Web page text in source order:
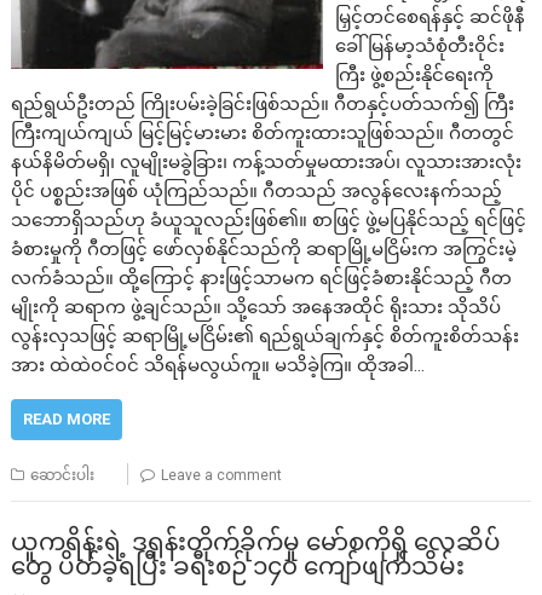
မြှင့်တင်စေရန်နှင့် ဆင်ဖိုနီ
ခေါ် မြန်မာ့သံစုံတီးဝိုင်း
ကြီး ဖွဲ့စည်းနိုင်ရေးကို
ရည်ရွယ်ဦးတည် ကြိုးပမ်းခဲ့ခြင်းဖြစ်သည်။ ဂီတနှင့်ပတ်သက်၍ ကြီး
ကြီးကျယ်ကျယ် မြင့်မြင့်မားမား စိတ်ကူးထားသူဖြစ်သည်။ ဂီတတွင်
နယ်နိမိတ်မရှိ၊ လူမျိုးမခွဲခြား၊ ကန့်သတ်မှုမထားအပ်၊ လူသားအားလုံး
ပိုင် ပစ္စည်းအဖြစ် ယုံကြည်သည်။ ဂီတသည် အလွန်လေးနက်သည့်
သဘောရှိသည်ဟု ခံယူသူလည်းဖြစ်၏။ စာဖြင့် ဖွဲ့မပြနိုင်သည့် ရင်ဖြင့်
ခံစားမှုကို ဂီတဖြင့် ဖော်လှစ်နိုင်သည်ကို ဆရာမြို့မငြိမ်းက အကြွင်းမဲ့
လက်ခံသည်။ ထို့ကြောင့် နားဖြင့်သာမက ရင်ဖြင့်ခံစားနိုင်သည့် ဂီတ
မျိုးကို ဆရာက ဖွဲ့ချင်သည်။ သို့သော် အနေအထိုင် ရိုးသား သိုသိပ်
လွန်းလှသဖြင့် ဆရာမြို့မငြိမ်း၏ ရည်ရွယ်ချက်နှင့် စိတ်ကူးစိတ်သန်း
အား ထဲထဲ၀င်၀င် သိရန်မလွယ်ကူ။ မသိခဲ့ကြ။ ထိုအခါ…
READ MORE
ဆောင်းပါး Leave a comment
ယူကရိန်းရဲ့ ဒရုန်းတိုက်ခိုက်မှု မော်စကိုရှိ လေဆိပ်
တွေ ပိတ်ခဲ့ရပြီး ခရီးစဉ် ၁၄၀ ကျော်ဖျက်သိမ်း